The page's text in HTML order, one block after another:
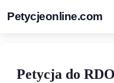
Petycjeonline.com
Petycja do